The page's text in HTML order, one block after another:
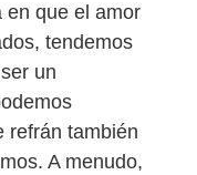
en que el amor
tendemos
un
refrán también
A menudo,